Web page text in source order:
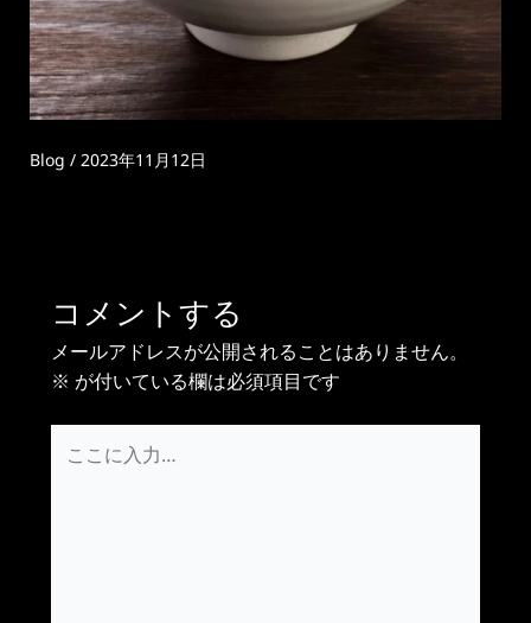
Blog / 2023年11月12日
コメントする
メールアドレスが公開されることはありません。
※ が付いている欄は必須項目です